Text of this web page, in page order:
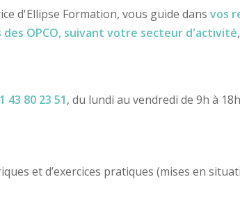
d'Ellipse Formation, vous guide dans vos
OPCO, suivant votre secteur d'activité,
43 80 23 51, du lundi au vendredi de 9h à
et d’exercices pratiques (mises en